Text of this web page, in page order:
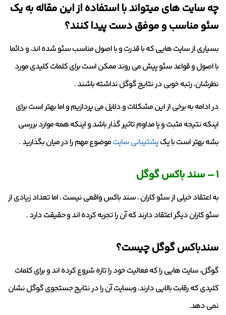
چه سایت های میتواند با استفاده از این مقاله به یک
سئو مناسب و موفق دست پیدا کنند؟
بسیاری از سایت هایی که با قدرت و با اصول مناسب سئو شده اند، و دائما
با اصول و قواعد سئو پیش می روند ممکن است برای کلمات کلیدی مورد
نظرشان، رتبه خوبی در نتایج گوگل نداشته باشند .
در ادامه به برخی از این مشکلات و دلایل می پردازیم و اما بهتر است برای
اینکه نتیجه مثبت و یا مداوم تاثیر گذار باشد و اینکه همه موارد بررسی
بشه بهتر است با یکپشتیبانی سایتموضوع مهم را در میان بگذارید .
۱ – سند باکس گوگل
به اعتقاد خیلی از سئو کاران ، سند باکس واقعی نیست ، اما تعداد زیادی از
سئو کاران دیگر اعتقاد دارند که آن را تجربه کرده اند و حقیقت دارد .
سندباکس گوگل چیست؟
گوگل، سایت هایی را که فعالیت خود را تازه شروع کرده اند و برای کلمات
کلیدی که رقابت بالایی دارند، وبسایت آن را در نتایج جستجوی گوگل نشان
نمی دهد.